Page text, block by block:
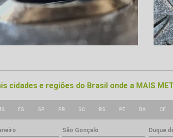
cidades e regiões do Brasil onde a MAIS
ES SP PR SC RS PE BA CE
São Gonçalo Duque